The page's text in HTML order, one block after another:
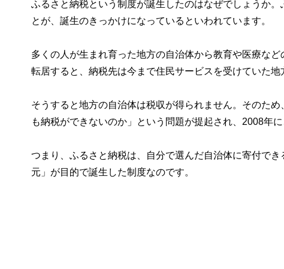
ふるさと納税という制度が誕生したのはなぜでしょうか
とが、誕生のきっかけになっているといわれています。
多くの人が生まれ育った地方の自治体から教育や医療な
転居すると、納税先は今まで住民サービスを受けていた
そうすると地方の自治体は税収が得られません。そのた
も納税ができないのか」という問題が提起され、2008年
つまり、ふるさと納税は、自分で選んだ自治体に寄付で
元」が目的で誕生した制度なのです。